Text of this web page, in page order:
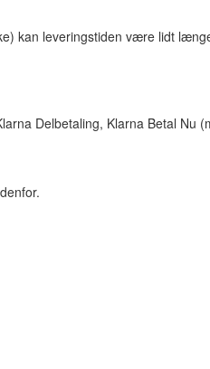
kan leveringstiden være lidt
Delbetaling, Klarna Betal Nu